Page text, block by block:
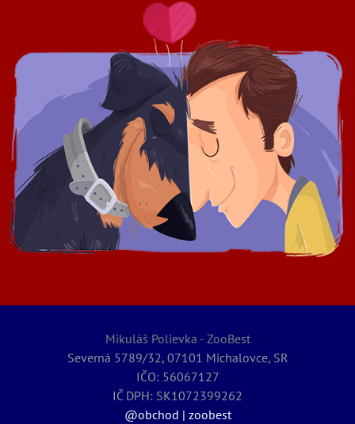
Mikuláš Polievka - ZooBest
Severná 5789/32, 07101 Michalovce, SR
IČO: 56067127
IČ DPH: SK1072399262
@obchod | zoobest